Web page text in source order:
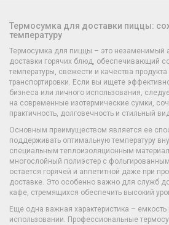
Термосумка для доставки пиццы:
температуру
Термосумка для пиццы – это незаменимый
доставки горячих блюд, обеспечивающий
температуры, свежести и качества
транспортировки. Если вы ищете
бизнеса или личного использования,
на современные изотермические сумки,
практичность, долговечность и стильный
Основным преимуществом является ее
поддерживать оптимальную температуру
специальным теплоизоляционным
многослойный полиэстер с
остается горячей и аппетитной даже при
доставке. Это особенно важно для служб
кафе, стремящихся обеспечить высокий
Еще одна важная характеристика – емкость
использовании. Профессиональные